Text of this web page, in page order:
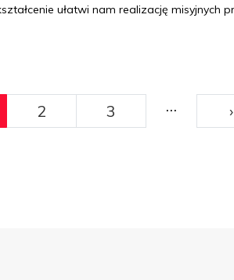
ułatwi nam realizację misyjnych
2 3 … ›››